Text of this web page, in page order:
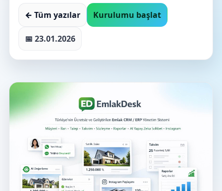
← Tüm yazılar Kurulumu başlat
📅 23.01.2026